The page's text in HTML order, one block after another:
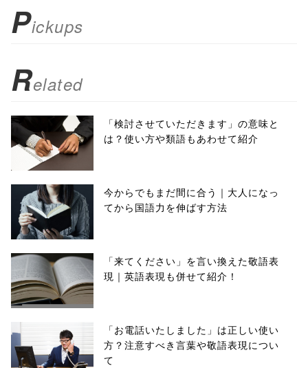
false;"> シェア
Pickups
Related
「検討させていただきます」の意味と
は？使い方や類語もあわせて紹介
今からでもまだ間に合う｜大人になっ
てから国語力を伸ばす方法
「来てください」を言い換えた敬語表
現｜英語表現も併せて紹介！
「お電話いたしました」は正しい使い
方？注意すべき言葉や敬語表現につい
て